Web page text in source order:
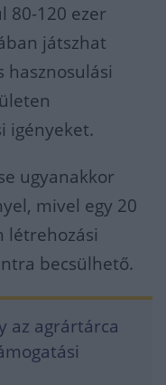
80-120 ezer
játszhat
hasznosulási
igényeket.
ugyanakkor
mivel egy 20
létrehozási
becsülhető.
az agrártárca